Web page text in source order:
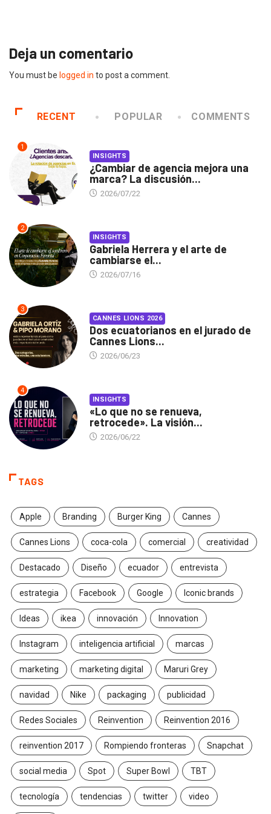
Deja un comentario
You must be logged in to post a comment.
RECENT POPULAR COMMENTS
1
INSIGHTS
¿Cambiar de agencia mejora una
marca? La discusión...
2026/07/22
2
INSIGHTS
Gabriela Herrera y el arte de
cambiarse el...
2026/07/16
3
CANNES LIONS 2026
Dos ecuatorianos en el jurado de
Cannes Lions...
2026/06/23
4
INSIGHTS
«Lo que no se renueva,
retrocede». La visión...
2026/06/22
TAGS
Apple Branding Burger King Cannes
Cannes Lions coca-cola comercial creatividad
Destacado Diseño ecuador entrevista
estrategia Facebook Google Iconic brands
Ideas ikea innovación Innovation
Instagram inteligencia artificial marcas
marketing marketing digital Maruri Grey
navidad Nike packaging publicidad
Redes Sociales Reinvention Reinvention 2016
reinvention 2017 Rompiendo fronteras Snapchat
social media Spot Super Bowl TBT
tecnología tendencias twitter video